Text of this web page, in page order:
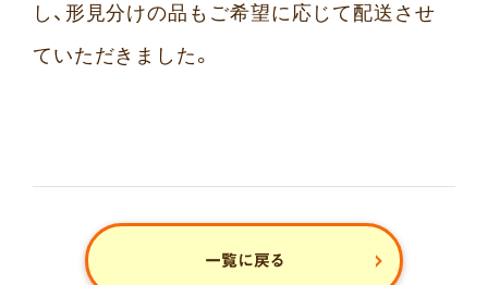
し、形見分けの品もご希望に応じて配送させ
ていただきました。
一覧に戻る